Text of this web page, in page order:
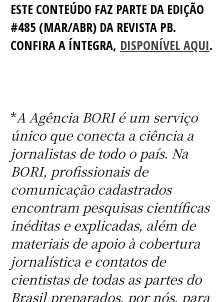
ESTE CONTEÚDO FAZ PARTE DA EDIÇÃO
#485 (MAR/ABR) DA REVISTA PB.
CONFIRA A ÍNTEGRA, DISPONÍVEL AQUI.
*A Agência BORI é um serviço
único que conecta a ciência a
jornalistas de todo o país. Na
BORI, profissionais de
comunicação cadastrados
encontram pesquisas científicas
inéditas e explicadas, além de
materiais de apoio à cobertura
jornalística e contatos de
cientistas de todas as partes do
Brasil preparados, por nós, para